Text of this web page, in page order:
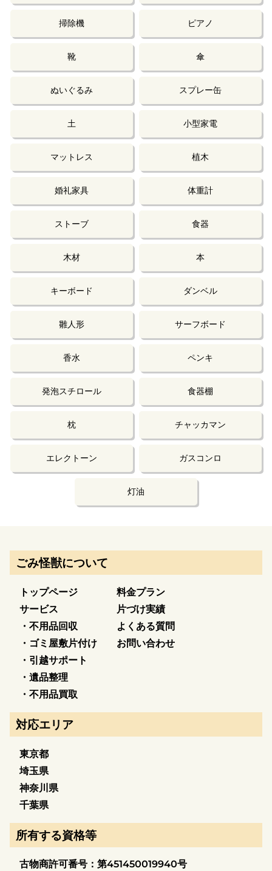
掃除機 ピアノ
靴 傘
ぬいぐるみ スプレー缶
土 小型家電
マットレス 植木
婚礼家具 体重計
ストーブ 食器
木材 本
キーボード ダンベル
雛人形 サーフボード
香水 ペンキ
発泡スチロール 食器棚
枕 チャッカマン
エレクトーン ガスコンロ
灯油
ごみ怪獣について
トップページ
サービス
・不用品回収
・ゴミ屋敷片付け
・引越サポート
・遺品整理
・不用品買取
料金プラン
片づけ実績
よくある質問
お問い合わせ
対応エリア
東京都
埼玉県
神奈川県
千葉県
所有する資格等
古物商許可番号：第451450019940号